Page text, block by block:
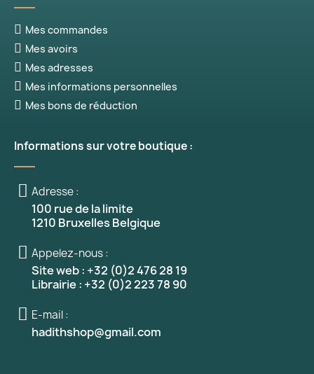
Mes commandes
Mes avoirs
Mes adresses
Mes informations personnelles
Mes bons de réduction
Informations sur votre boutique :
Adresse :
100 rue de la limite
1210 Bruxelles Belgique
Appelez-nous :
Site web : +32 (0)2 476 28 19
Librairie : +32 (0)2 223 78 90
E-mail :
hadithshop@gmail.com